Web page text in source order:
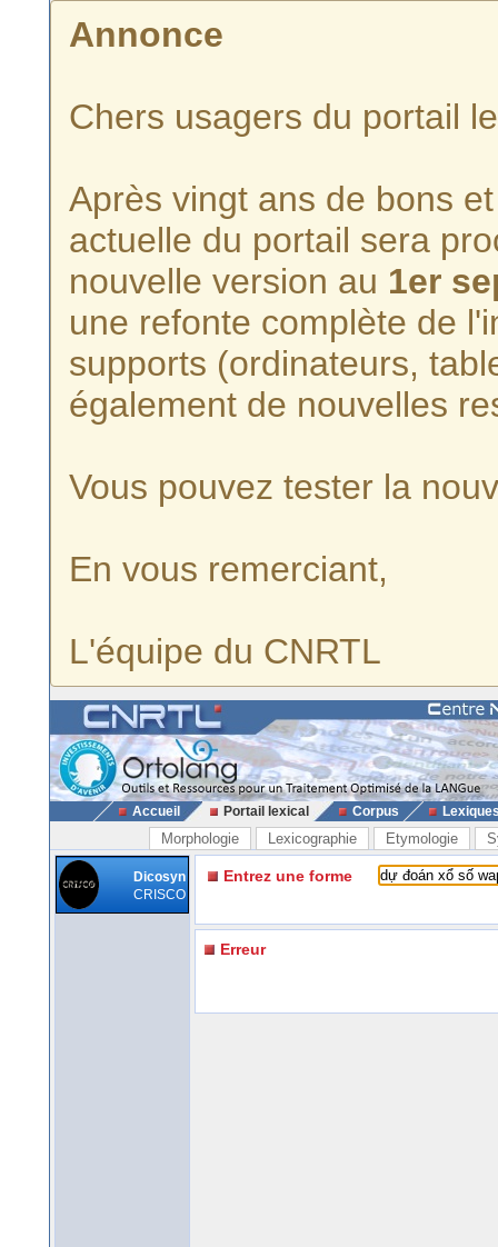
Annonce
Chers usagers du portail
Après vingt ans de bons
actuelle du portail sera
nouvelle version au 1er
une refonte complète de
supports (ordinateurs,
également de nouvelles
Vous pouvez tester la
En vous remerciant,
L'équipe du CNRTL
Accueil Portail lexical Corpus
Morphologie Lexicographie Etymologie
Dicosyn
CRISCO
Entrez une forme
Erreur